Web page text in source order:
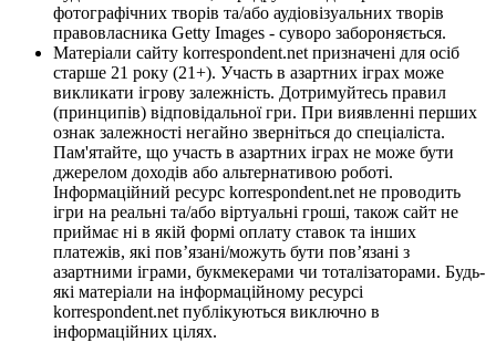
фотографічних творів та/або аудіовізуальних творів
правовласника Getty Images - суворо забороняється.
Матеріали сайту korrespondent.net призначені для осіб
старше 21 року (21+). Участь в азартних іграх може
викликати ігрову залежність. Дотримуйтесь правил
(принципів) відповідальної гри. При виявленні перших
ознак залежності негайно зверніться до спеціаліста.
Пам'ятайте, що участь в азартних іграх не може бути
джерелом доходів або альтернативою роботі.
Інформаційний ресурс korrespondent.net не проводить
ігри на реальні та/або віртуальні гроші, також сайт не
приймає ні в якій формі оплату ставок та інших
платежів, які пов’язані/можуть бути пов’язані з
азартними іграми, букмекерами чи тоталізаторами. Будь-
які матеріали на інформаційному ресурсі
korrespondent.net публікуються виключно в
інформаційних цілях.